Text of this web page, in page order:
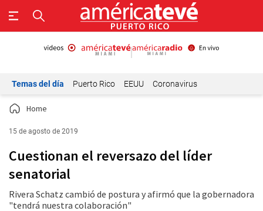
Temas del día Puerto Rico EEUU Coronavirus
Home
15 de agosto de 2019
Cuestionan el reversazo del líder
senatorial
Rivera Schatz cambió de postura y afirmó que la gobernadora
"tendrá nuestra colaboración"